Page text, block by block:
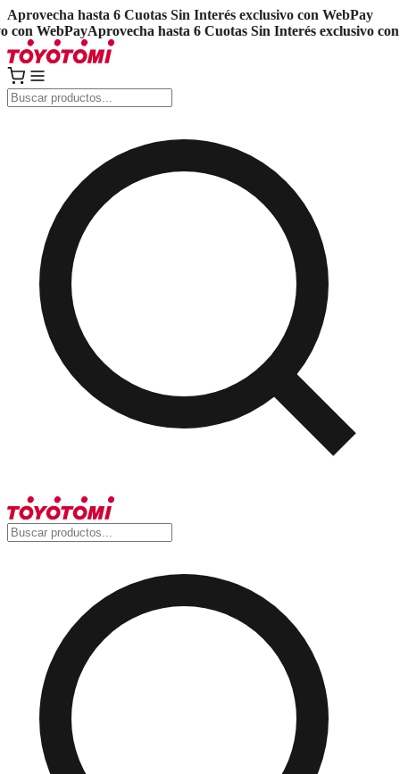
Aprovecha hasta 6 Cuotas Sin Interés exclusivo con WebPay
WebPayAprovecha hasta 6 Cuotas Sin Interés exclusivo con